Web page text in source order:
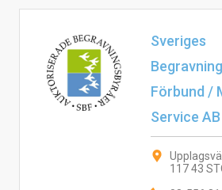
Sveriges
Förbund /
Service AB
117 43